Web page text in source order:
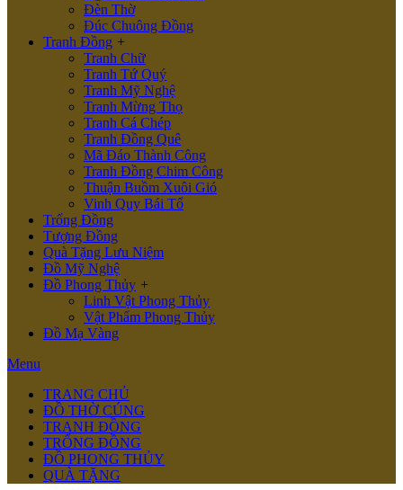
Đèn Thờ
Đúc Chuông Đồng
Tranh Đồng +
Tranh Chữ
Tranh Tứ Quý
Tranh Mỹ Nghệ
Tranh Mừng Thọ
Tranh Cá Chép
Tranh Đồng Quê
Mã Đáo Thành Công
Tranh Đồng Chim Công
Thuận Buồm Xuôi Gió
Vinh Quy Bái Tổ
Trống Đồng
Tượng Đồng
Quà Tặng Lưu Niệm
Đồ Mỹ Nghệ
Đồ Phong Thủy +
Linh Vật Phong Thủy
Vật Phẩm Phong Thủy
Đồ Mạ Vàng
Menu
TRANG CHỦ
ĐỒ THỜ CÚNG
TRANH ĐỒNG
TRỐNG ĐỒNG
ĐỒ PHONG THỦY
QUÀ TẶNG